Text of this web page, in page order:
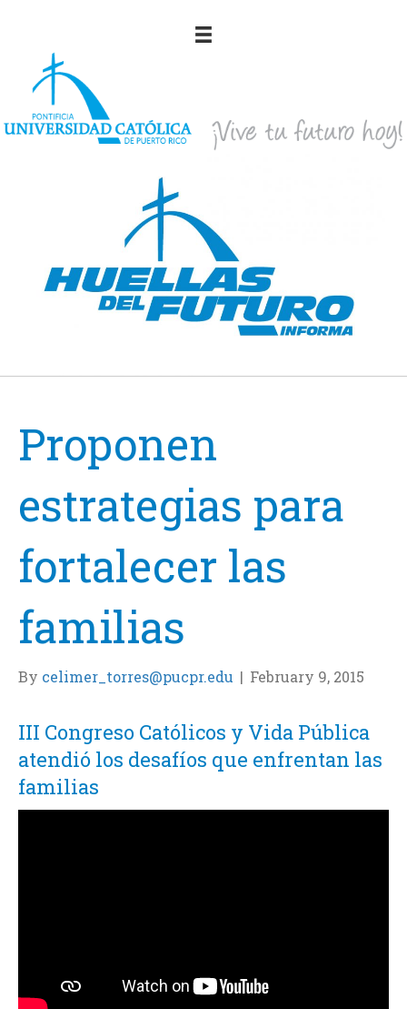
Proponen
estrategias para
fortalecer las
familias
By celimer_torres@pucpr.edu | February 9, 2015
III Congreso Católicos y Vida Pública
atendió los desafíos que enfrentan las
familias